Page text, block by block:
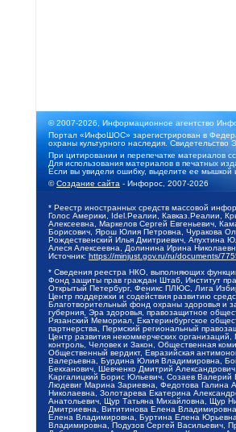
© 2007-2026, Информационное агентство
Портал «ИнфоШОС» зарегистрирован в
охраны культурного наследия.
При цитировании и перепечатке материалов
Для использования материалов в печатных
Если вы увидели ошибку, выделите ее мышкой
©Создание сайта - Инфорос, 2007-2026
* Реестр иностранных средств массовой
Голос Америки, Idel.Реалии, Кавказ.Реалии,
Алексеевна, Маркелов Сергей Евгеньевич,
Борисович, Ярош Юлия Петровна, Чуракова
Рождественский Илья Дмитриевич, Апухтина
Алеся Алексеевна, Долинина Ирина
Источник: https://minjust.gov.ru/ru/documents/
* Сведения реестра НКО, выполняющих
Фонд защиты прав граждан Штаб, Институт
Открытый Петербург, Феникс ПЛЮС, Лига
Центр поддержки и содействия развитию
Благотворительный фонд охраны здоровья и
губерния, Эра здоровья, правозащитное
Рязанский Мемориал, Екатеринбургское
партнерства, Пермский региональный
Центр развития некоммерческих
контроль, Человек и Закон, Общественная
Общественный вердикт, Евразийская
Валерьевна, Бурдина Юлия Владимировна,
Бекханович, Шевченко Дмитрий
Каргалицкий Борис Юльевич, Созаев
Людевиг Марина Зариевна, Федотова Галина
Николаевна, Золотарева Екатерина
Анатольевич, Щур Татьяна Михайловна, Щур
Дмитриевна, Вититинова Елена
Елена Владимировна, Буртина Елена
Владимировна, Подузов Сергей Васильевич,